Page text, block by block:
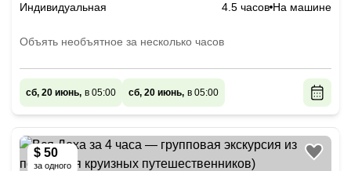
Индивидуальная 4.5 часов На машине
Объять необъятное за несколько часов
сб, 20 июнь, в 05:00 сб, 20 июнь, в 05:00
$ 50
за одного